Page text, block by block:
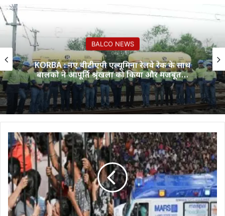
BALCO NEWS
KORBA : नए बीटीएपी एल्यूमिना रेलवे रेक के साथ
बालको ने आपूर्ति श्रृंखला को किया और मजबूत…
Bengaluru
Stampede:
‘RCB
ने
स्टेडियम
मचाया
उपद्रव,